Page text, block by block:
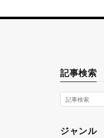
記事検索
ジャンル